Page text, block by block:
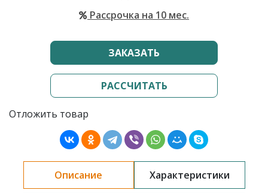
Рассрочка на 10 мес.
ЗАКАЗАТЬ
РАССЧИТАТЬ
Отложить товар
Описание Характеристики